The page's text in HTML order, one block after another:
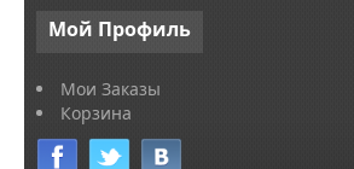
Мой Профиль
Мои Заказы
Корзина